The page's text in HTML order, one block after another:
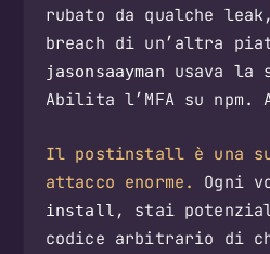
rubato da qualche
breach di un’altra
jasonsaayman
usava la
Abilita l’MFA su npm.
Il postinstall è una
attacco enorme.
Ogni
install , stai
codice arbitrario di